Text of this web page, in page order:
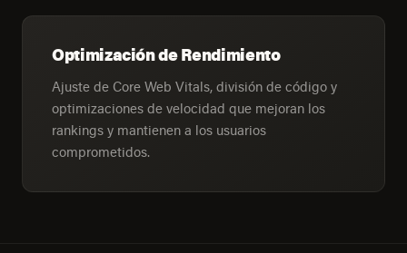
Optimización de Rendimiento
Ajuste de Core Web Vitals, división de código y
optimizaciones de velocidad que mejoran los
rankings y mantienen a los usuarios
comprometidos.